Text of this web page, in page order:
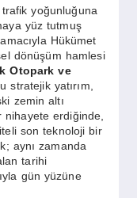
yoğunluğuna
yüz tutmuş
Hükümet
dönüşüm hamlesi
Otopark ve
stratejik yatırım,
zemin altı
nihayete erdiğinde,
son teknoloji bir
aynı zamanda
tarihi
gün yüzüne